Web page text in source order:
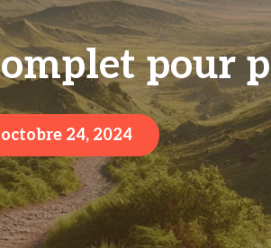
pour
octobre 24, 2024